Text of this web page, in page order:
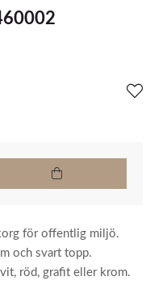
för offentlig miljö.
och svart topp.
röd, grafit eller krom.